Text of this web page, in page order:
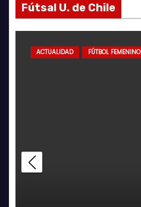
Fútsal U. de Chile
ACTUALIDAD FÚTBOL FEMENINO